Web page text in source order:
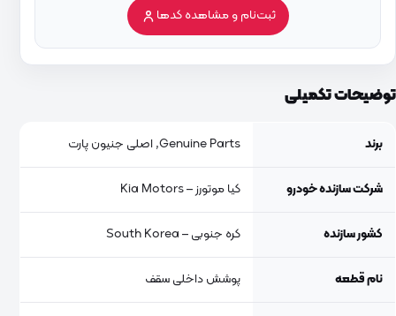
ثبت‌نام و مشاهده کدها
توضیحات تکمیلی
برند Genuine Parts, اصلی جنیون پارت
شرکت سازنده خودرو کیا موتورز – Kia Motors
کشور سازنده کره جنوبی – South Korea
نام قطعه پوشش داخلی سقف